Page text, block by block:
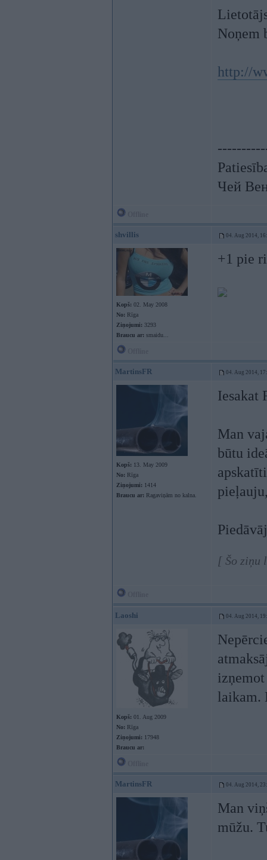
Noņem
http://
Чей
shvillis 04. Aug 2014,
Kopš: 02. May 2008
No: Rīga
Ziņojumi: 3293
Braucu ar: smaidu...
+1 pie
MartinsFR 04. Aug 2014,
Kopš: 13. May 2009
No: Rīga
Ziņojumi: 1414
Braucu ar: Ragaviņām no kalna.
Iesakat
Man
būtu
[ Šo ziņu
Laoshi 04. Aug 2014,
Kopš: 01. Aug 2009
No: Rīga
Ziņojumi: 17948
Braucu ar:
laikam.
MartinsFR 04. Aug 2014,
Man
mūžu.